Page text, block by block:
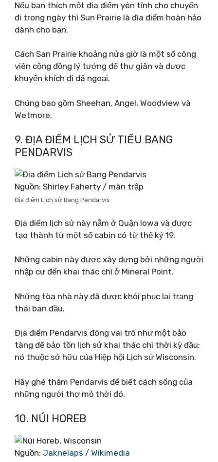
Nếu bạn thích một địa điểm yên tĩnh cho chuyến
đi trong ngày thì Sun Prairie là địa điểm hoàn hảo
dành cho bạn.
Cách San Prairie khoảng nửa giờ là một số công
viên cộng đồng lý tưởng để thư giãn và được
khuyến khích đi dã ngoại.
Chúng bao gồm Sheehan, Angel, Woodview và
Wetmore.
9. ĐỊA ĐIỂM LỊCH SỬ TIỂU BANG
PENDARVIS
Nguồn: Shirley Faherty / màn trập
Địa điểm Lịch sử Bang Pendarvis
Địa điểm lịch sử này nằm ở Quận Iowa và được
tạo thành từ một số cabin có từ thế kỷ 19.
Những cabin này được xây dựng bởi những người
nhập cư đến khai thác chì ở Mineral Point.
Những tòa nhà này đã được khôi phục lại trạng
thái ban đầu.
Địa điểm Pendarvis đóng vai trò như một bảo
tàng để bảo tồn lịch sử khai thác chì thời kỳ đầu;
nó thuộc sở hữu của Hiệp hội Lịch sử Wisconsin.
Hãy ghé thăm Pendarvis để biết cách sống của
những người thợ mỏ thời đó.
10. NÚI HOREB
Nguồn: Jaknelaps / Wikimedia